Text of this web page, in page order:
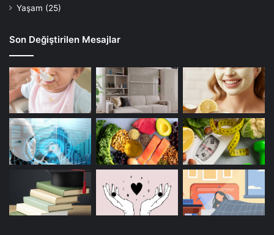
Yaşam (25)
Son Değiştirilen Mesajlar